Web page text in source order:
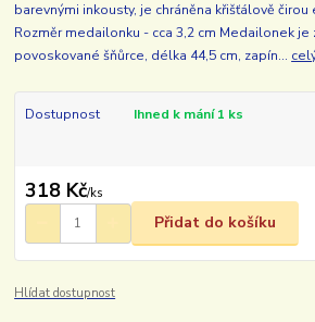
barevnými inkousty, je chráněna křišťálově čirou
Rozměr medailonku - cca 3,2 cm Medailonek je
povoskované šňůrce, délka 44,5 cm, zapín...
Dostupnost Ihned k mání 1 ks
318 Kč/ks
Přidat do košíku
Hlídat dostupnost